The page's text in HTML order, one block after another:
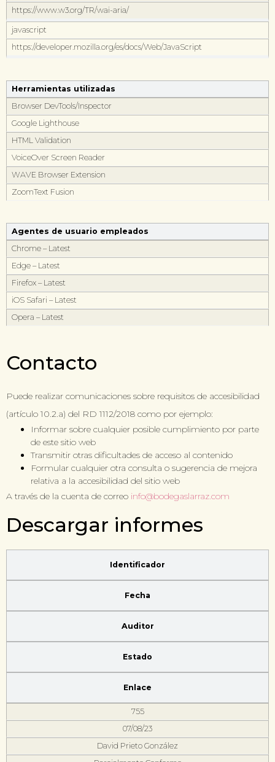
https://www.w3.org/TR/wai-aria/
javascript
https://developer.mozilla.org/es/docs/Web/JavaScript
Herramientas utilizadas
Browser DevTools/Inspector
Google Lighthouse
HTML Validation
VoiceOver Screen Reader
WAVE Browser Extension
ZoomText Fusion
Agentes de usuario empleados
Chrome – Latest
Edge – Latest
Firefox – Latest
iOS Safari – Latest
Opera – Latest
Contacto
Puede realizar comunicaciones sobre requisitos de accesibilidad
(artículo 10.2.a) del RD 1112/2018 como por ejemplo:
Informar sobre cualquier posible cumplimiento por parte
de este sitio web
Transmitir otras dificultades de acceso al contenido
Formular cualquier otra consulta o sugerencia de mejora
relativa a la accesibilidad del sitio web
A través de la cuenta de correo info@bodegaslarraz.com
Descargar informes
Identificador
Fecha
Auditor
Estado
Enlace
755
07/08/23
David Prieto González